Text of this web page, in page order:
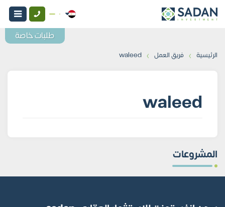
الرئيسية › فريق العمل ›
waleed
waleed
المشروعات
طلبات خاصة